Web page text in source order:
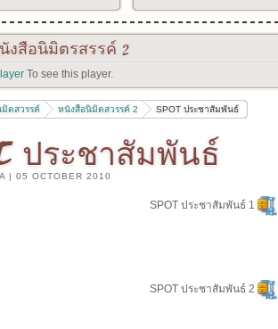
งสือนิมิตรสรรค์ 2
To see this player.
ตสวรรค์ หนังสือนิมิตสวรรค์ 2 SPOT ประชาสัมพันธ์
ประชาสัมพันธ์
| 05 OCTOBER 2010
SPOT ประชาสัมพันธ์ 1
SPOT ประชาสัมพันธ์ 2